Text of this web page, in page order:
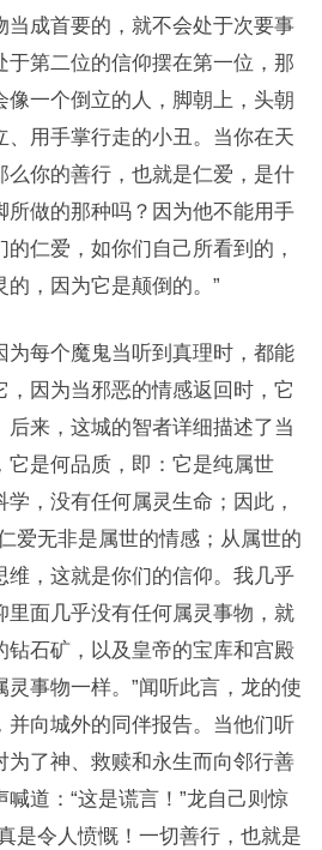
当成首要的，就不会处于次要事
于第二位的信仰摆在第一位，那
像一个倒立的人，脚朝上，头朝
、用手掌行走的小丑。当你在天
么你的善行，也就是仁爱，是什
所做的那种吗？因为他不能用手
仁爱，如你们自己所看到的，
，因为它是颠倒的。”
为每个魔鬼当听到真理时，都能
，因为当邪恶的情感返回时，它
后来，这城的智者详细描述了当
它是何品质，即：它是纯属世
，没有任何属灵生命；因此，
爱无非是属世的情感；从属世的
维，这就是你们的信仰。我几乎
里面几乎没有任何属灵事物，就
钻石矿，以及皇帝的宝库和宫殿
事物一样。”闻听此言，龙的使
并向城外的同伴报告。当他们听
为了神、救赎和永生而向邻行善
道：“这是谎言！”龙自己则惊
是令人愤慨！一切善行，也就是